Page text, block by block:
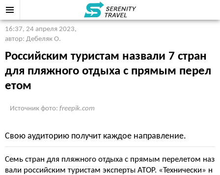
16:37, 24 апреля 2023,
автор: Дебеляк О.
Российским туристам назвали 7 стран
для пляжного отдыха с прямым перел
етом
Источник фото: freepik.com
Свою аудиторию получит каждое направление.
Семь стран для пляжного отдыха с прямым перелетом наз
вали российским туристам эксперты АТОР. «Технически» н